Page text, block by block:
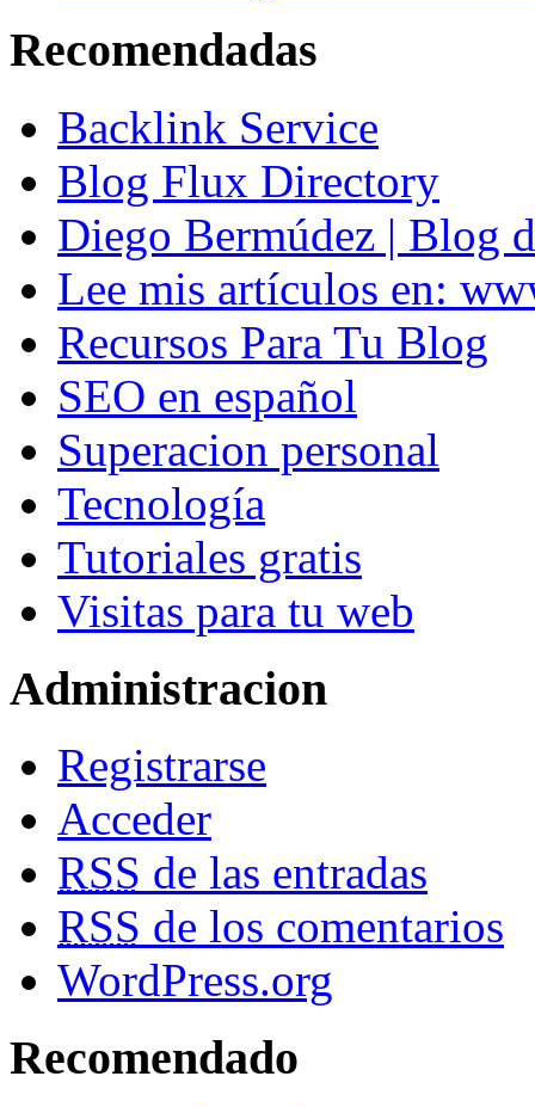
Recomendadas
Backlink Service
Blog Flux Directory
Diego Bermúdez | Blog
Lee mis artículos en:
Recursos Para Tu Blog
SEO en español
Superacion personal
Tecnología
Tutoriales gratis
Visitas para tu web
Administracion
Registrarse
Acceder
RSS de las entradas
RSS de los comentarios
WordPress.org
Recomendado